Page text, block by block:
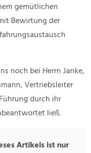
gemütlichen
Bewirtung der
noch bei Herrn Janke,
Vertriebsleiter
durch ihr
ließ.
Artikels ist nur